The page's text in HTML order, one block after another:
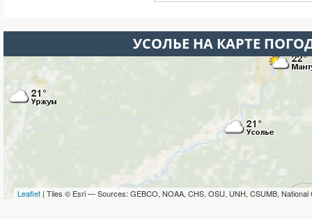
УСОЛЬЕ НА КАРТЕ
Leaflet | Tiles © Esri — Sources: GEBCO, NOAA, CHS, OSU, UNH, CSUMB, National